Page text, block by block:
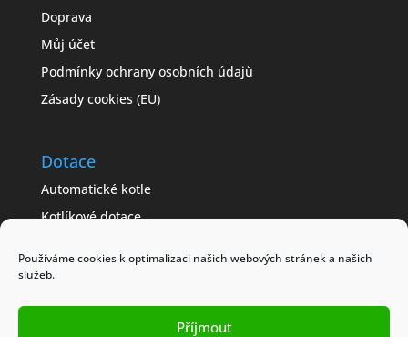
Používáme cookies k optimalizaci našich webových stránek a našich
služeb.
Příjmout
Doprava
Můj účet
Podmínky ochrany osobních údajů
Zásady cookies (EU)
Dotace
Automatické kotle
Kotlíkové dotace
Jak získat dotaci